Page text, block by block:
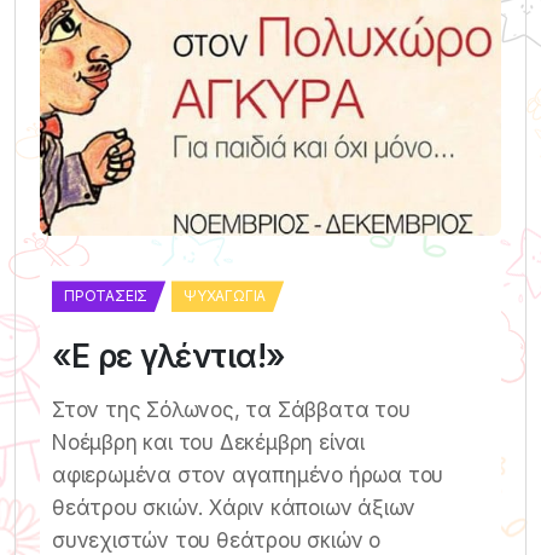
ΠΡΟΤΆΣΕΙΣ ΨΥΧΑΓΩΓΊΑ
«Ε ρε γλέντια!»
Στον της Σόλωνος, τα Σάββατα του
Νοέμβρη και του Δεκέμβρη είναι
αφιερωμένα στον αγαπημένο ήρωα του
θεάτρου σκιών. Χάριν κάποιων άξιων
συνεχιστών του θεάτρου σκιών ο